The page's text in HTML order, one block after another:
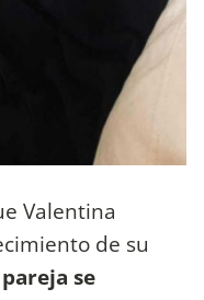
Valentina
de su
se